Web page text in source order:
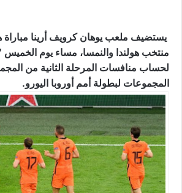
يستضيف ملعب يوهان كرويف أرينا مباراة
لحساب منافسات المرحلة الثانية من
المجموعات لبطولة أمم أوروبا اليورو.